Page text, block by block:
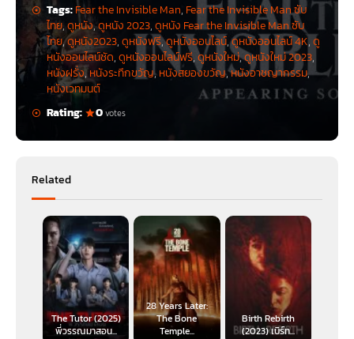
Tags:Fear the Invisible Man, Fear the Invisible Man ซับ
ไทย,ดูหนัง,ดูหนัง 2023,ดูหนัง Fear the Invisible Man ซับ
ไทย,ดูหนัง2023,ดูหนังฟรี,ดูหนังออนไลน์,ดูหนังออนไลน์ 4K,ดู
หนังออนไลน์ชัด,ดูหนังออนไลน์ฟรี,ดูหนังใหม่,ดูหนังใหม่ 2023,
หนังฝรั่ง,หนังระทึกขวัญ,หนังสยองขวัญ,หนังอาชญากรรม,
หนังเวทมนต์
Rating:
0votes
Related
The Tutor (2025)
พี่วรรณมาสอน...
28 Years Later:
The Bone
Temple...
Birth Rebirth
(2023) เบิร์ท...